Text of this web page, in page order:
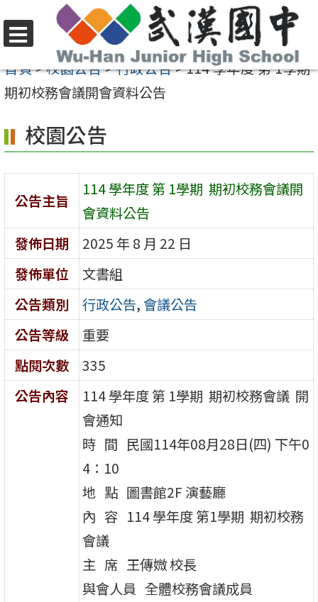
至
要
容
區
選
單
首頁>校園公告>行政公告>114 學年度 第 1學期
期初校務會議開會資料公告
校園公告
公告主旨
114 學年度 第 1學期 期初校務會議開
會資料公告
發佈日期
2025 年 8 月 22 日
發佈單位
文書組
公告類別
行政公告,會議公告
公告等級
重要
點閱次數
335
公告內容
114 學年度 第 1學期 期初校務會議 開
會通知
時 間 民國114年08月28日(四) 下午0
4：10
地 點 圖書館2F 演藝廳
內 容 114 學年度 第1學期 期初校務
會議
主 席 王傳媺 校長
與會人員 全體校務會議成員